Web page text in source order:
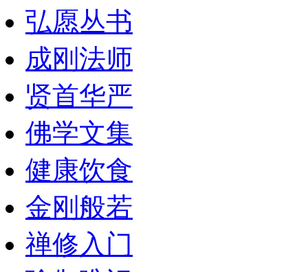
弘愿丛书
成刚法师
贤首华严
佛学文集
健康饮食
金刚般若
禅修入门